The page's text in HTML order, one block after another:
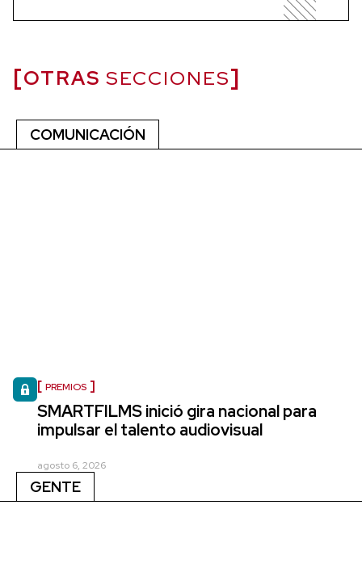
OTRAS SECCIONES
COMUNICACIÓN
PREMIOS
SMARTFILMS inició gira nacional para
impulsar el talento audiovisual
agosto 6, 2026
GENTE